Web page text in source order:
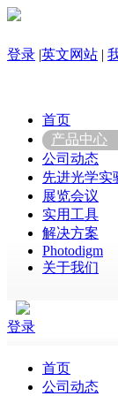
登录 |英文网站 |
首页
产品中心
公司动态
先进光学实
展览会议
实用工具
解决方案
Photodigm
关于我们
登录
首页
公司动态